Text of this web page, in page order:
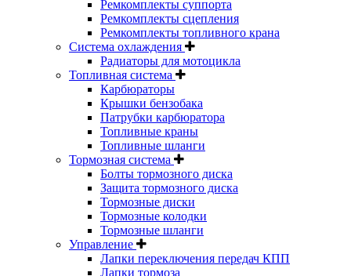
Ремкомплекты суппорта
Ремкомплекты сцепления
Ремкомплекты топливного крана
Система охлаждения
Радиаторы для мотоцикла
Топливная система
Карбюраторы
Крышки бензобака
Патрубки карбюратора
Топливные краны
Топливные шланги
Тормозная система
Болты тормозного диска
Защита тормозного диска
Тормозные диски
Тормозные колодки
Тормозные шланги
Управление
Лапки переключения передач КПП
Лапки тормоза